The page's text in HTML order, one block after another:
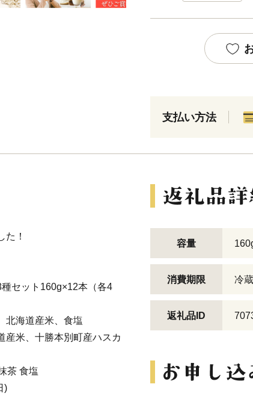
支払い方法
た！
セット160g×12本（各4
北海道産米、食塩
産米、十勝本別町産ハスカ
茶 食塩
)
容量
消費期限 冷
返礼品ID